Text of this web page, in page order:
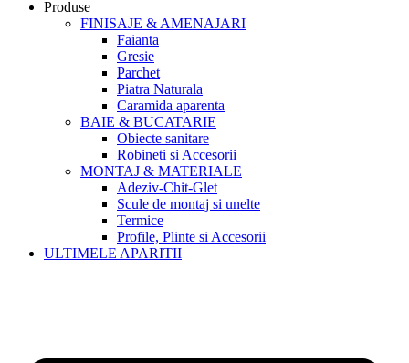
Produse
FINISAJE & AMENAJARI
Faianta
Gresie
Parchet
Piatra Naturala
Caramida aparenta
BAIE & BUCATARIE
Obiecte sanitare
Robineti si Accesorii
MONTAJ & MATERIALE
Adeziv-Chit-Glet
Scule de montaj si unelte
Termice
Profile, Plinte si Accesorii
ULTIMELE APARITII